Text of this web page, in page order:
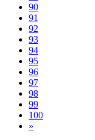
90
91
92
93
94
95
96
97
98
99
100
»